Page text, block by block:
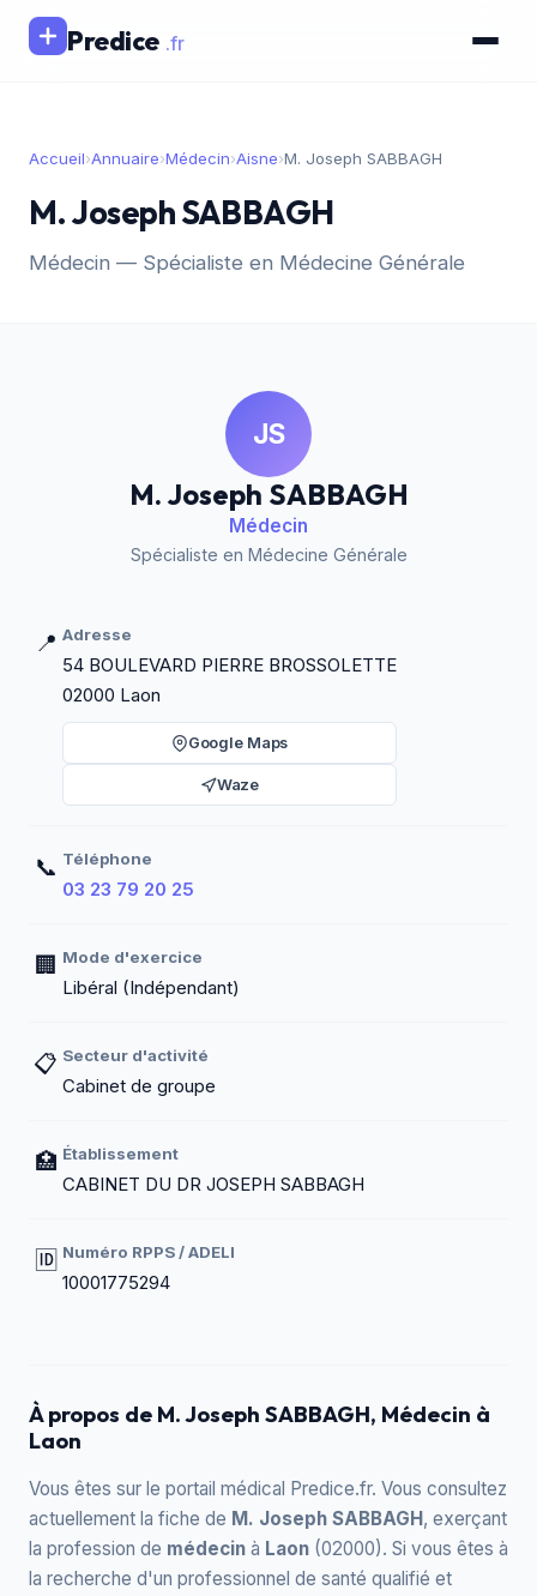
Predice .fr
Accueil›Annuaire›Médecin›Aisne›M. Joseph SABBAGH
M. Joseph SABBAGH
Médecin — Spécialiste en Médecine Générale
JS
M. Joseph SABBAGH
Médecin
Spécialiste en Médecine Générale
📍 Adresse
54 BOULEVARD PIERRE BROSSOLETTE
02000 Laon
Google Maps
Waze
📞 Téléphone
03 23 79 20 25
🏢 Mode d'exercice
Libéral (Indépendant)
📋 Secteur d'activité
Cabinet de groupe
🏥 Établissement
CABINET DU DR JOSEPH SABBAGH
🆔 Numéro RPPS / ADELI
10001775294
À propos de M. Joseph SABBAGH, Médecin à
Laon
Vous êtes sur le portail médical Predice.fr. Vous consultez
actuellement la fiche de M. Joseph SABBAGH, exerçant
la profession de médecin à Laon (02000). Si vous êtes à
la recherche d'un professionnel de santé qualifié et